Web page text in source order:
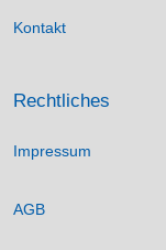
Kontakt
Rechtliches
Impressum
AGB